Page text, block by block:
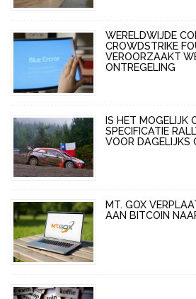
WERELDWIJDE
CROWDSTRIKE
VEROORZAAKT
ONTREGELING
IS HET MOGELIJK
SPECIFICATIE
VOOR DAGELIJKS
MT. GOX
AAN BITCOIN